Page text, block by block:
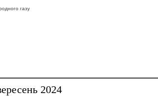
газу
2024